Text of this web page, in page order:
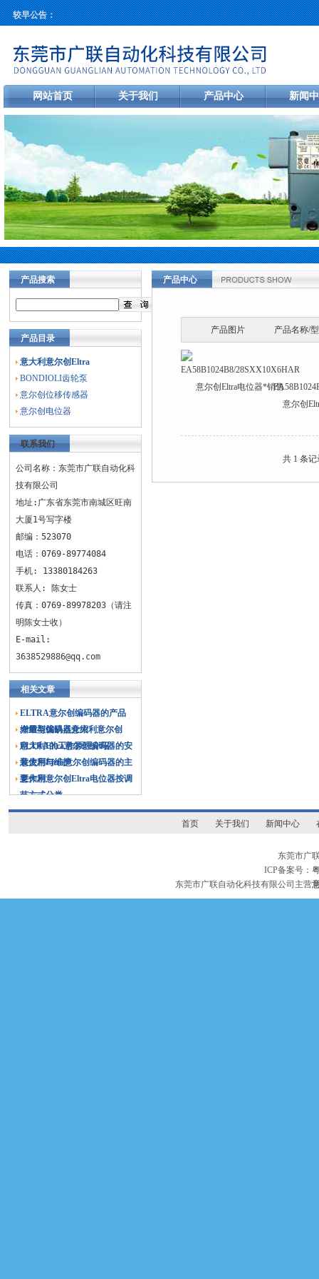
较早公告：
网站首页 关于我们 产品中心 新闻
产品搜索
产品目录
意大利意尔创Eltra
BONDIOLI齿轮泵
意尔创位移传感器
意尔创电位器
联系我们
公司名称：东莞市广联自动化科
技有限公司
地址:广东省东莞市南城区旺南
大厦1号写字楼
邮编：523070
电话：0769-89774084
手机: 13380184263
联系人: 陈女士
传真：0769-89978203（请注
明陈女士收）
E-mail:
3638529886@qq.com
相关文章
ELTRA意尔创编码器的产品
介绍与优缺点介绍
增量型编码器意大利意尔创
ELTRA的工作原理介绍
意大利Eltra意尔创编码器的安
装使用与维护
意大利Eltra意尔创编码器的主
要作用
意大利意尔创Eltra电位器按调
节方式分类
产品中心
产品图片 产品名称/
意尔创
共 1 条
首页 关于我们 新闻中心
东莞市广
ICP备案号：
东莞市广联自动化科技有限公司主营